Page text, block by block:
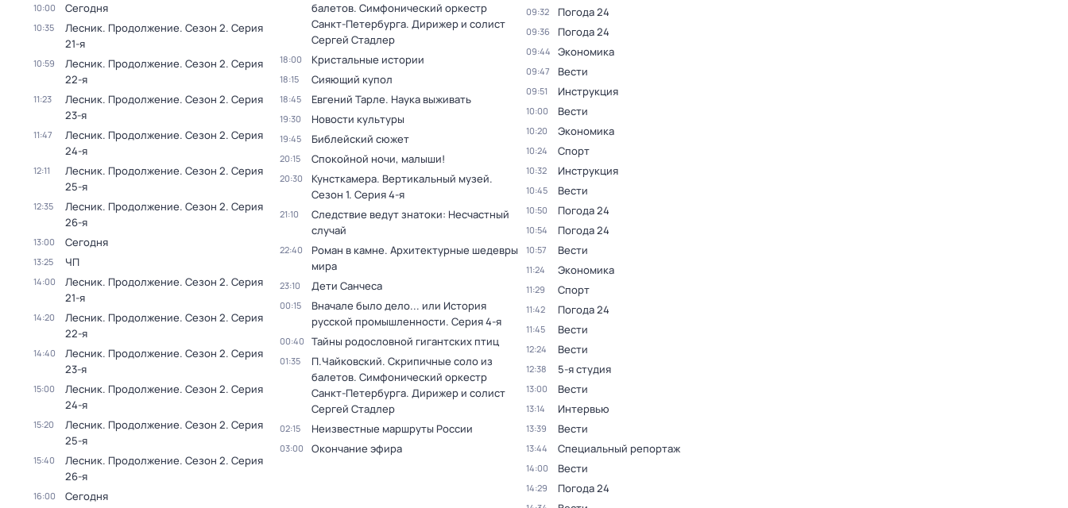
10:00 Сегодня
10:35 Лесник. Продолжение. Сезон 2. Серия
21-я
10:59 Лесник. Продолжение. Сезон 2. Серия
22-я
11:23 Лесник. Продолжение. Сезон 2. Серия
23-я
11:47 Лесник. Продолжение. Сезон 2. Серия
24-я
12:11 Лесник. Продолжение. Сезон 2. Серия
25-я
12:35 Лесник. Продолжение. Сезон 2. Серия
26-я
13:00 Сегодня
13:25 ЧП
14:00 Лесник. Продолжение. Сезон 2. Серия
21-я
14:20 Лесник. Продолжение. Сезон 2. Серия
22-я
14:40 Лесник. Продолжение. Сезон 2. Серия
23-я
15:00 Лесник. Продолжение. Сезон 2. Серия
24-я
15:20 Лесник. Продолжение. Сезон 2. Серия
25-я
15:40 Лесник. Продолжение. Сезон 2. Серия
26-я
16:00 Сегодня
балетов. Симфонический оркестр
Санкт-Петербурга. Дирижер и солист
Сергей Стадлер
18:00 Кристальные истории
18:15 Сияющий купол
18:45 Евгений Тарле. Наука выживать
19:30 Новости культуры
19:45 Библейский сюжет
20:15 Спокойной ночи, малыши!
20:30 Кунсткамера. Вертикальный музей.
Сезон 1. Серия 4-я
21:10
Следствие ведут знатоки: Несчастный
случай
22:40
Роман в камне. Архитектурные шедевры
мира
23:10 Дети Санчеса
00:15
Вначале было дело... или История
русской промышленности. Серия 4-я
00:40 Тайны родословной гигантских птиц
01:35
П.Чайковский. Скрипичные соло из
балетов. Симфонический оркестр
Санкт-Петербурга. Дирижер и солист
Сергей Стадлер
02:15 Неизвестные маршруты России
03:00 Окончание эфира
09:32 Погода 24
09:36 Погода 24
09:44 Экономика
09:47 Вести
09:51 Инструкция
10:00 Вести
10:20 Экономика
10:24 Спорт
10:32 Инструкция
10:45 Вести
10:50 Погода 24
10:54 Погода 24
10:57 Вести
11:24 Экономика
11:29 Спорт
11:42 Погода 24
11:45 Вести
12:24 Вести
12:38 5-я студия
13:00 Вести
13:14 Интервью
13:39 Вести
13:44 Специальный репортаж
14:00 Вести
14:29 Погода 24